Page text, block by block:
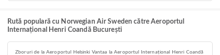
Rută populară cu Norwegian Air Sweden către Aeroportul
Internațional Henri Coandă București
Zboruri de la Aeroportul Helsinki Vantaa la Aeroportul Internațional Henri Coandă